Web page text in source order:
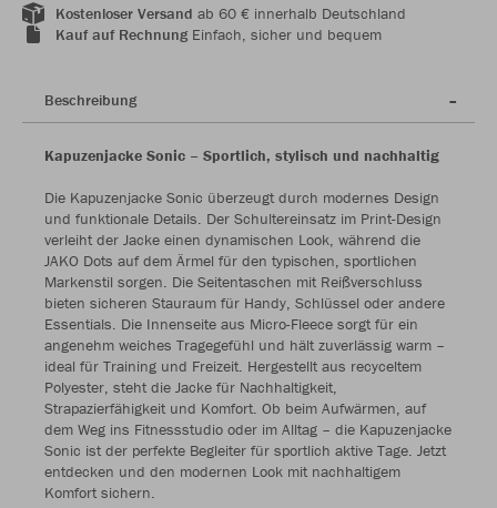
Kostenloser Versand ab 60 € innerhalb Deutschland
Kauf auf RechnungEinfach, sicher und bequem
Beschreibung
Kapuzenjacke Sonic – Sportlich, stylisch und nachhaltig
Die Kapuzenjacke Sonic überzeugt durch modernes Design
und funktionale Details. Der Schultereinsatz im Print-Design
verleiht der Jacke einen dynamischen Look, während die
JAKO Dots auf dem Ärmel für den typischen, sportlichen
Markenstil sorgen. Die Seitentaschen mit Reißverschluss
bieten sicheren Stauraum für Handy, Schlüssel oder andere
Essentials. Die Innenseite aus Micro-Fleece sorgt für ein
angenehm weiches Tragegefühl und hält zuverlässig warm –
ideal für Training und Freizeit. Hergestellt aus recyceltem
Polyester, steht die Jacke für Nachhaltigkeit,
Strapazierfähigkeit und Komfort. Ob beim Aufwärmen, auf
dem Weg ins Fitnessstudio oder im Alltag – die Kapuzenjacke
Sonic ist der perfekte Begleiter für sportlich aktive Tage. Jetzt
entdecken und den modernen Look mit nachhaltigem
Komfort sichern.